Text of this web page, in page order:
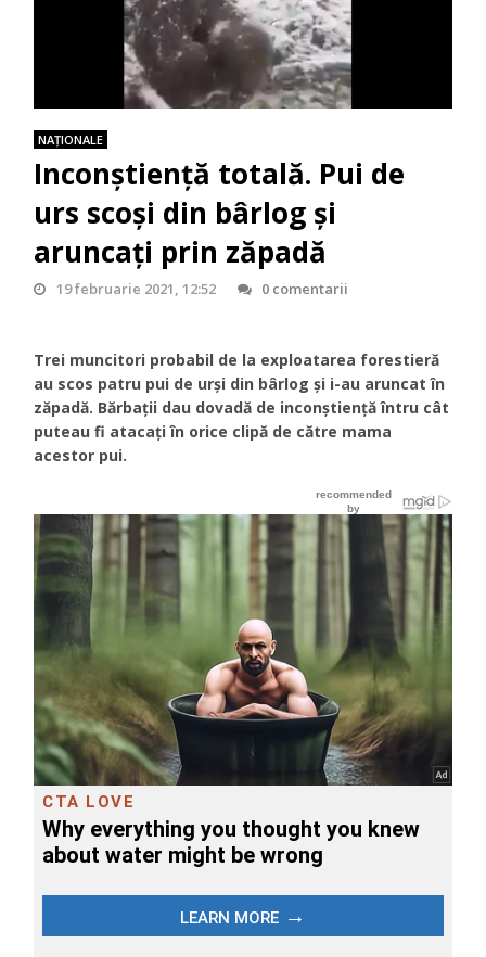
NAŢIONALE
Inconștiență totală. Pui de
urs scoși din bârlog și
aruncați prin zăpadă
19 februarie 2021, 12:52 0 comentarii
Trei muncitori probabil de la exploatarea forestieră
au scos patru pui de urși din bârlog și i-au aruncat în
zăpadă. Bărbații dau dovadă de inconștiență întru cât
puteau fi atacați în orice clipă de către mama
acestor pui.